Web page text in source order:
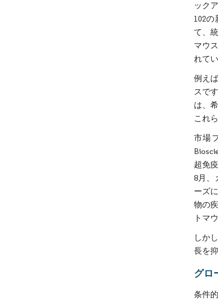
ック
102
て、
マウ
れて
例え
スで
は、
これ
市場
超免
8月、
ーズ
物の
トマ
しか
長を
グロ
条件